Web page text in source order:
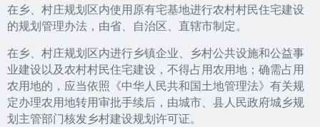
在乡、村庄规划区内使用原有宅基地进行农村村民住宅建设
的规划管理办法，由省、自治区、直辖市制定。
在乡、村庄规划区内进行乡镇企业、乡村公共设施和公益事
业建设以及农村村民住宅建设，不得占用农用地；确需占用
农用地的，应当依照《中华人民共和国土地管理法》有关规
定办理农用地转用审批手续后，由城市、县人民政府城乡规
划主管部门核发乡村建设规划许可证。